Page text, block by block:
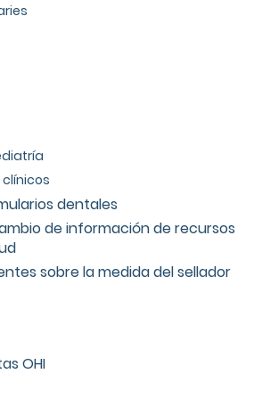
dentales
de información de recursos
sobre la medida del sellador
OHI